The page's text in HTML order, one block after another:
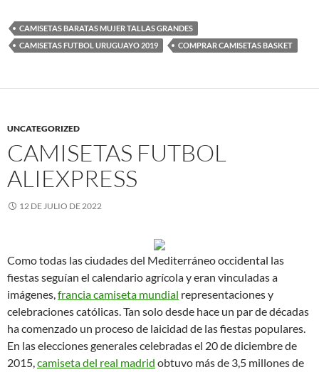
CAMISETAS BARATAS MUJER TALLAS GRANDES
CAMISETAS FUTBOL URUGUAYO 2019
COMPRAR CAMISETAS BASKET
UNCATEGORIZED
CAMISETAS FUTBOL
ALIEXPRESS
12 DE JULIO DE 2022
Como todas las ciudades del Mediterráneo occidental las
fiestas seguían el calendario agrícola y eran vinculadas a
imágenes,francia camiseta mundial representaciones y
celebraciones católicas. Tan solo desde hace un par de décadas
ha comenzado un proceso de laicidad de las fiestas populares.
En las elecciones generales celebradas el 20 de diciembre de
2015,camiseta del real madrid obtuvo más de 3,5 millones de